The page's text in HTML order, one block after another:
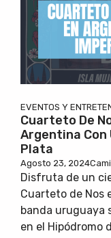
EVENTOS Y
Cuarteto De
Argentina Con
Plata
Agosto 23, 2024
Disfruta de un
Cuarteto de Nos
banda uruguaya
en el Hipódromo